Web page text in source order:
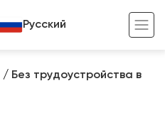
Русский
/ Без трудоустройства в